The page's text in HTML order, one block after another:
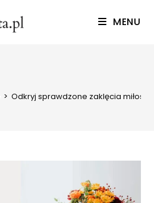
MENU
> Odkryj sprawdzone zaklęcia miłosne